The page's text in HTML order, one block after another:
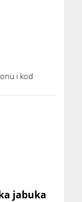
i kod
jabuka